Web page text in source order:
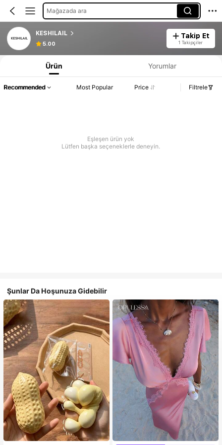
Mağazada ara
KESHILAIL
5.00
Takip Et
1 Takipçiler
Ürün Yorumlar
Recommended Most Popular Price Filtrele
Eşleşen ürün yok
Lütfen başka seçeneklerle deneyin.
Şunlar Da Hoşunuza Gidebilir